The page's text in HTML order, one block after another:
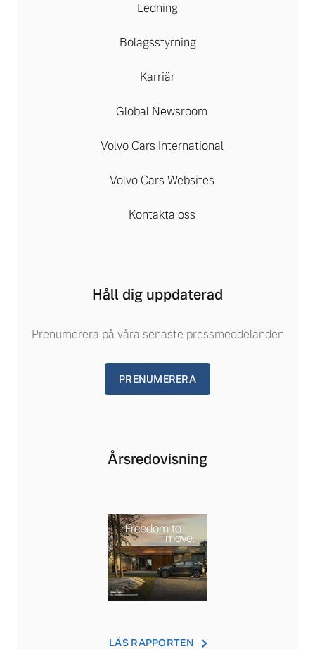
Ledning
Bolagsstyrning
Karriär
Global Newsroom
Volvo Cars International
Volvo Cars Websites
Kontakta oss
Håll dig uppdaterad
Prenumerera på våra senaste pressmeddelanden
PRENUMERERA
Årsredovisning
LÄS RAPPORTEN